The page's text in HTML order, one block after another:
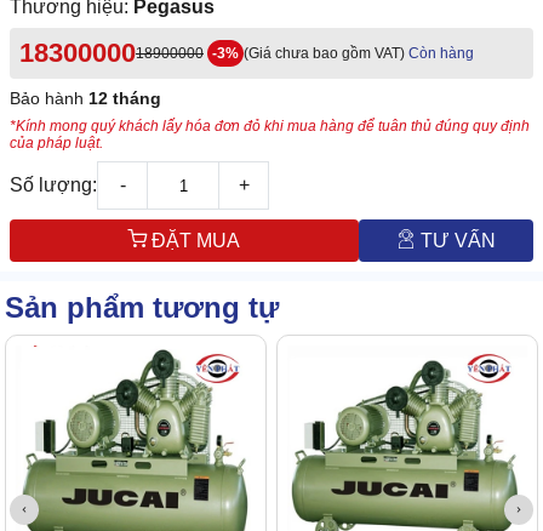
Thương hiệu: Pegasus
1830000018900000 -3% (Giá chưa bao gồm VAT) Còn hàng
Bảo hành 12 tháng
*Kính mong quý khách lấy hóa đơn đỏ khi mua hàng để tuân thủ đúng quy định
của pháp luật.
Số lượng: - +
ĐẶT MUA TƯ VẤN
Sản phẩm tương tự